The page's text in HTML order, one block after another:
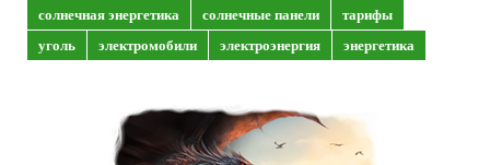
солнечная энергетика
солнечные панели
тарифы
уголь
электромобили электроэнергия энергетика